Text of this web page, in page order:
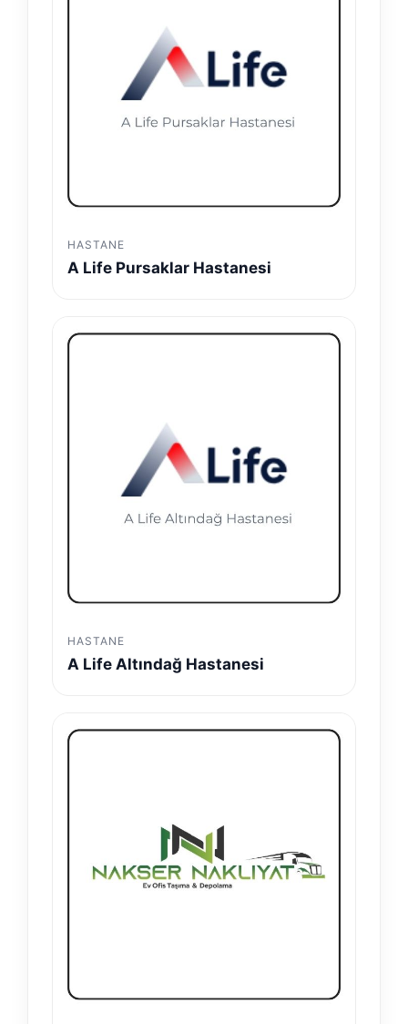
HASTANE
A Life Pursaklar Hastanesi
HASTANE
A Life Altındağ Hastanesi